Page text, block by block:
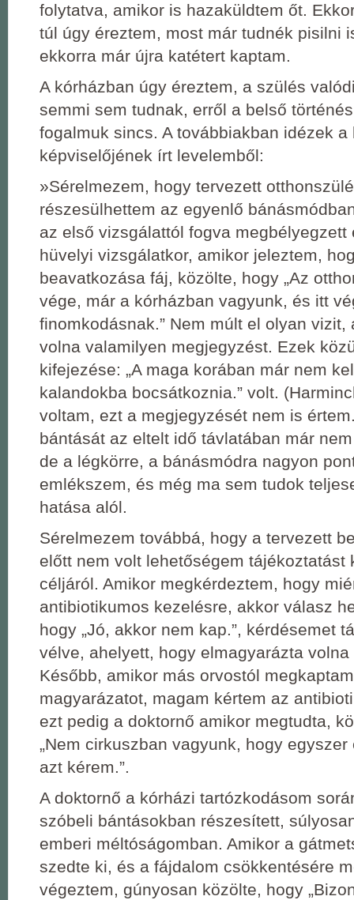
folytatva, amikor is hazaküldtem őt.
túl úgy éreztem, most már tudnék pisilni
ekkorra már újra katétert kaptam.
A kórházban úgy éreztem, a szülés
semmi sem tudnak, erről a belső
fogalmuk sincs. A továbbiakban idézek
képviselőjének írt levelemből:
»Sérelmezem, hogy tervezett
részesülhettem az egyenlő
az első vizsgálattól fogva megbélyegzett
hüvelyi vizsgálatkor, amikor jeleztem,
beavatkozása fáj, közölte, hogy „Az
vége, már a kórházban vagyunk, és itt
finomkodásnak.” Nem múlt el olyan vizit,
volna valamilyen megjegyzést. Ezek
kifejezése: „A maga korában már nem
kalandokba bocsátkoznia.” volt.
voltam, ezt a megjegyzését nem is
bántását az eltelt idő távlatában már
de a légkörre, a bánásmódra nagyon
emlékszem, és még ma sem tudok
hatása alól.
Sérelmezem továbbá, hogy a tervezett
előtt nem volt lehetőségem tájékoztatást
céljáról. Amikor megkérdeztem, hogy
antibiotikumos kezelésre, akkor válasz
hogy „Jó, akkor nem kap.”, kérdésemet
vélve, ahelyett, hogy elmagyarázta
Később, amikor más orvostól
magyarázatot, magam kértem az
ezt pedig a doktornő amikor megtudta,
„Nem cirkuszban vagyunk, hogy
azt kérem.”.
A doktornő a kórházi tartózkodásom
szóbeli bántásokban részesített,
emberi méltóságomban. Amikor a
szedte ki, és a fájdalom csökkentésére
végeztem, gúnyosan közölte, hogy